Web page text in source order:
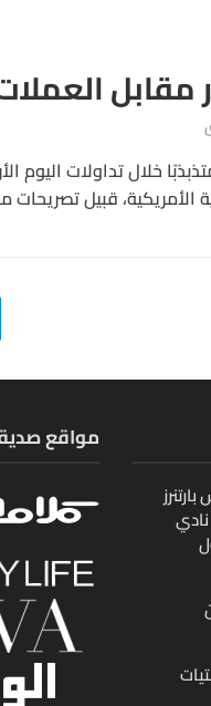
مقابل
خلال تداولات اليوم
الأمريكية، قبيل
مواقع